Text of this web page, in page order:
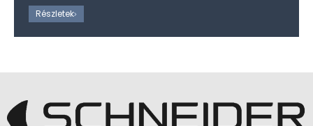
Részletek